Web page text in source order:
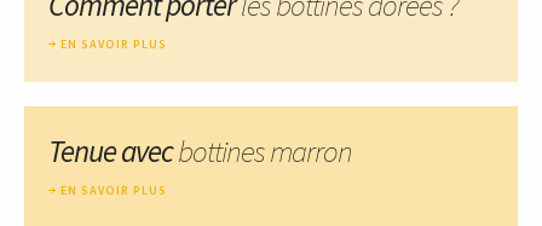
EN SAVOIR PLUS
Tenue avecbottines marron
EN SAVOIR PLUS